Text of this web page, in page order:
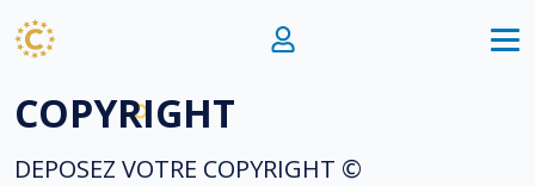
COPYRIGHT
DEPOSEZ VOTRE COPYRIGHT ©